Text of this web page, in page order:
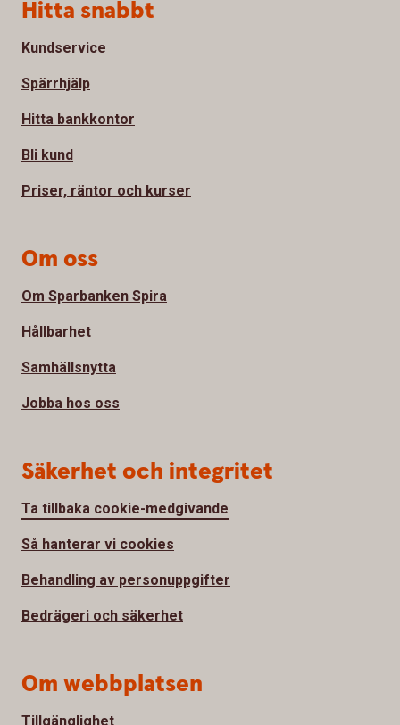
Hitta snabbt
Kundservice
Spärrhjälp
Hitta bankkontor
Bli kund
Priser, räntor och kurser
Om oss
Om Sparbanken Spira
Hållbarhet
Samhällsnytta
Jobba hos oss
Säkerhet och integritet
Ta tillbaka cookie-medgivande
Så hanterar vi cookies
Behandling av personuppgifter
Bedrägeri och säkerhet
Om webbplatsen
Tillgänglighet